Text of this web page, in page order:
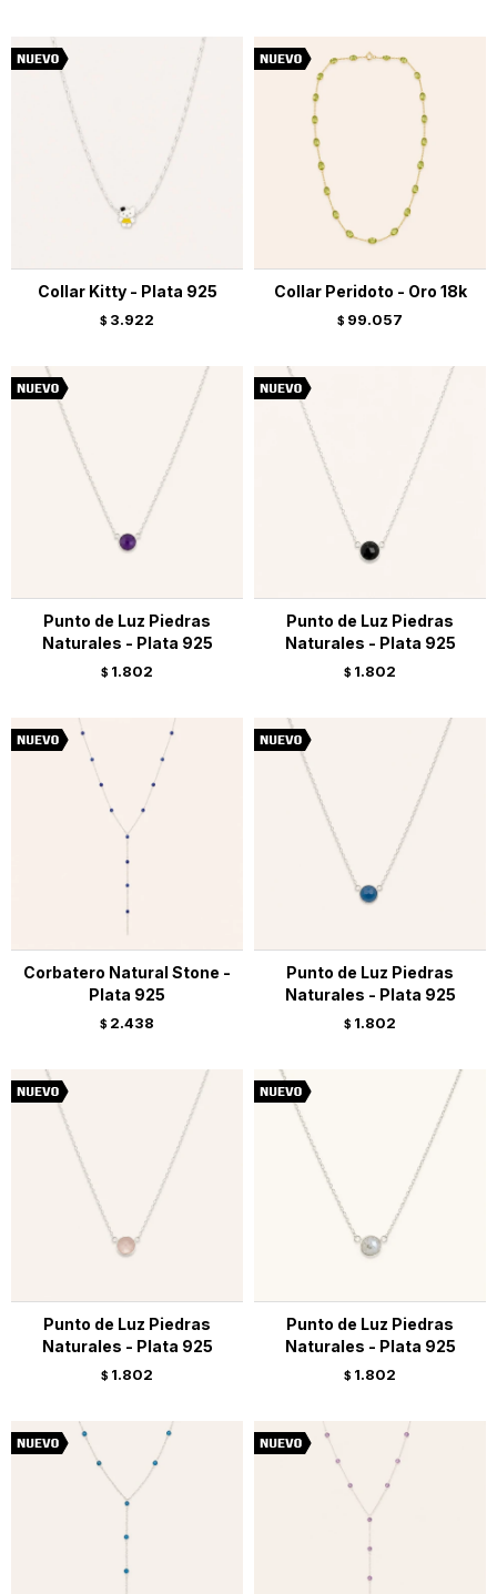
Collar Kitty - Plata 925
$ 3.922
Collar Peridoto - Oro 18k
$ 99.057
Punto de Luz Piedras
Naturales - Plata 925
$ 1.802
Punto de Luz Piedras
Naturales - Plata 925
$ 1.802
Corbatero Natural Stone -
Plata 925
$ 2.438
Punto de Luz Piedras
Naturales - Plata 925
$ 1.802
Punto de Luz Piedras
Naturales - Plata 925
$ 1.802
Punto de Luz Piedras
Naturales - Plata 925
$ 1.802